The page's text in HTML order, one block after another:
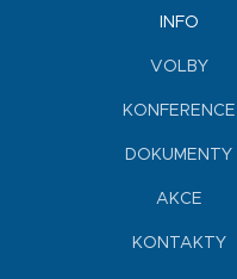
INFO
VOLBY
KONFERENCE
DOKUMENTY
AKCE
KONTAKTY